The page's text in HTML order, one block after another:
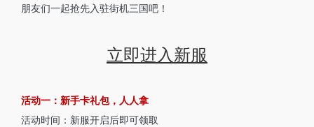
朋友们一起抢先入驻街机三国吧！
立即进入新服
活动一：新手卡礼包，人人拿
活动时间：新服开启后即可领取